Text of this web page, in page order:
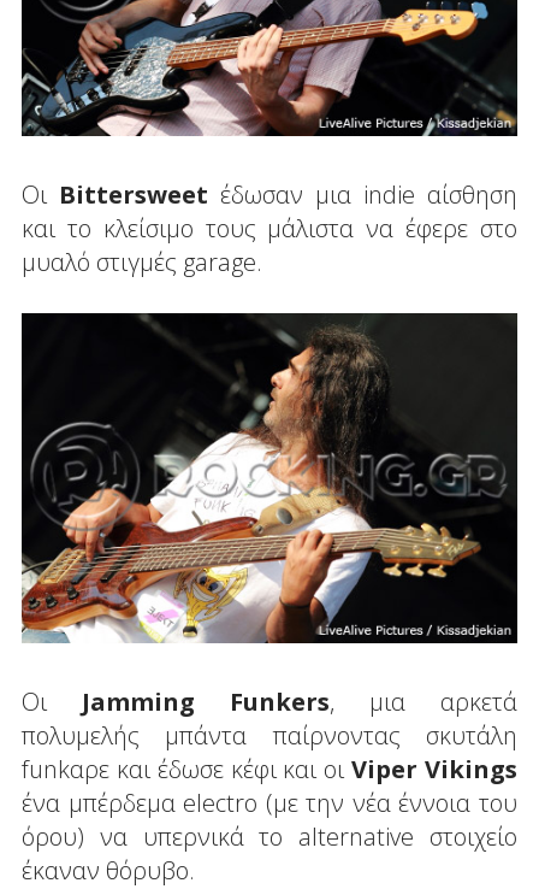
Οι Bittersweet έδωσαν μια indie αίσθηση
και το κλείσιμο τους μάλιστα να έφερε στο
μυαλό στιγμές garage.
Οι Jamming Funkers, μια αρκετά
πολυμελής μπάντα παίρνοντας σκυτάλη
funkαρε και έδωσε κέφι και οιViper Vikings
ένα μπέρδεμα electro (με την νέα έννοια του
όρου) να υπερνικά το alternative στοιχείο
έκαναν θόρυβο.